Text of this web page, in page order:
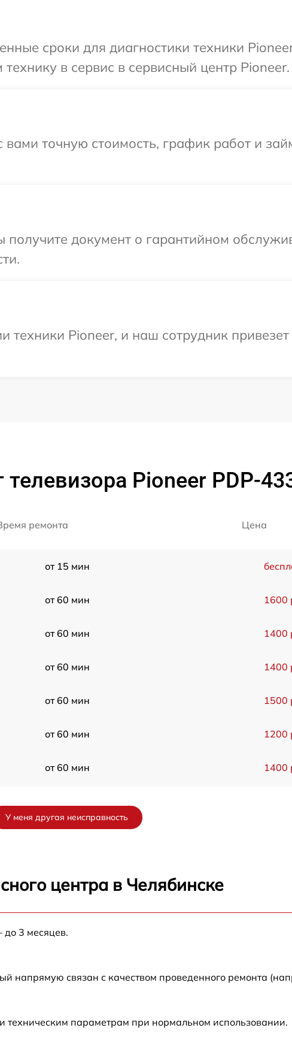
сроки для диагностики техники
в сервис в сервисный центр Pioneer.
точную стоимость, график работ и
документ о гарантийном
Pioneer, и наш сотрудник привезет
Pioneer PDP-
ремонта Цена
от 15 мин
от 60 мин 1600
от 60 мин 1400
от 60 мин 1400
от 60 мин 1500
от 60 мин 1200
от 60 мин 1400
от 60 мин
У меня другая неисправность
центра в Челябинске
3 месяцев.
напрямую связан с качеством проведенного ремонта
техническим параметрам при нормальном использовании.